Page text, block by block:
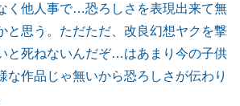
く他人事で…恐ろしさを表現出来て無
と思う。ただただ、改良幻想ヤクを撃
と死ねないんだぞ…はあまり今の子供
な作品じゃ無いから恐ろしさが伝わり